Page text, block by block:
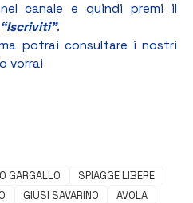
canale e quindi premi il
“Iscriviti”.
potrai consultare i nostri
vorrai
GARGALLO
SPIAGGE LIBERE
GIUSI SAVARINO AVOLA